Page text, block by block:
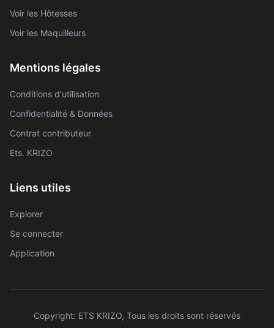
Voir les Hôtesses
Voir les Maquilleurs
Mentions légales
Conditions d'utilisation
Confidentialité & Données
Contrat contributeur
Ets. KRIZO
Liens utiles
Explorer
Se connecter
Application
Copyright: ETS KRIZO, Tous les droits sont réservés